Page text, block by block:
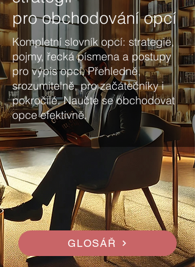
pro obchodování opcí
Kompletní slovník opcí: strategie,
pojmy, řecká písmena a postupy
pro výpis opcí. Přehledně,
srozumitelně, pro začátečníky i
pokročilé. Naučte se obchodovat
opce efektivně.
GLOSÁŘ